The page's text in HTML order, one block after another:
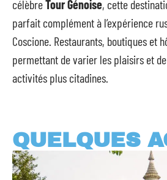
célèbreTour Génoise, cette
parfait complément à l’expérience
Coscione. Restaurants, boutiques et
permettant de varier les plaisirs et de
activités plus citadines.
QUELQUES